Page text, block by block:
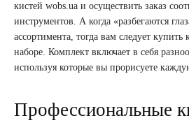
кистей wobs.ua и осуществить заказ
инструментов. А когда «разбегаются
ассортимента, тогда вам следует
наборе. Комплект включает в себя
используя которые вы прорисуете
Профессиональные